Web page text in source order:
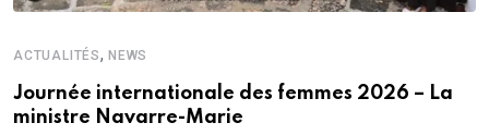
ACTUALITÉS, NEWS
Journée internationale des femmes 2026 – La
ministre Navarre-Marie